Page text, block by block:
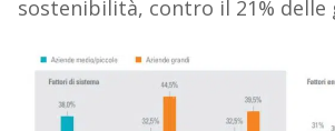
sostenibilità, contro il 21% delle